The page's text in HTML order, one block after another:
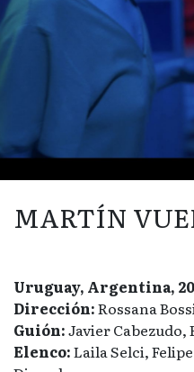
MARTÍN
Uruguay, Argentina,
Dirección:Rossana
Guión:Javier Cabezudo,
Elenco:Laila Selci,